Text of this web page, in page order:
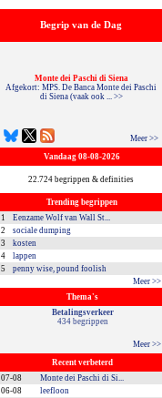
Begrip van de Dag
Meer >>
Monte dei Paschi di Siena
Afgekort: MPS. De Banca Monte dei Paschi
di Siena (vaak ook ... >>
Vandaag 08-08-2026
22.724 begrippen & definities
Trending begrippen
1
Eenzame Wolf van Wall St...
2
sociale dumping
3
kosten
4
lappen
5
penny wise, pound foolish
Meer >>
Thema's
Betalingsverkeer
434 begrippen
Meer >>
Recent verbeterd
07-08
Monte dei Paschi di Si...
06-08
leefloon